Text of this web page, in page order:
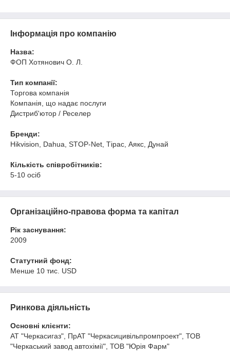
Інформація про компанію
Назва:
ФОП Хотянович О. Л.
Тип компанії:
Торгова компанія
Компанія, що надає послуги
Дистриб'ютор / Реселер
Бренди:
Hikvision, Dahua, STOP-Net, Тірас, Аякс, Дунай
Кількість співробітників:
5-10 осіб
Організаційно-правова форма та капітал
Рік заснування:
2009
Статутний фонд:
Менше 10 тис. USD
Ринкова діяльність
Основні клієнти:
АТ "Черкасигаз", ПрАТ "Черкасицивільпромпроект", ТОВ
"Черкаський завод автохімії", ТОВ "Юрія Фарм"